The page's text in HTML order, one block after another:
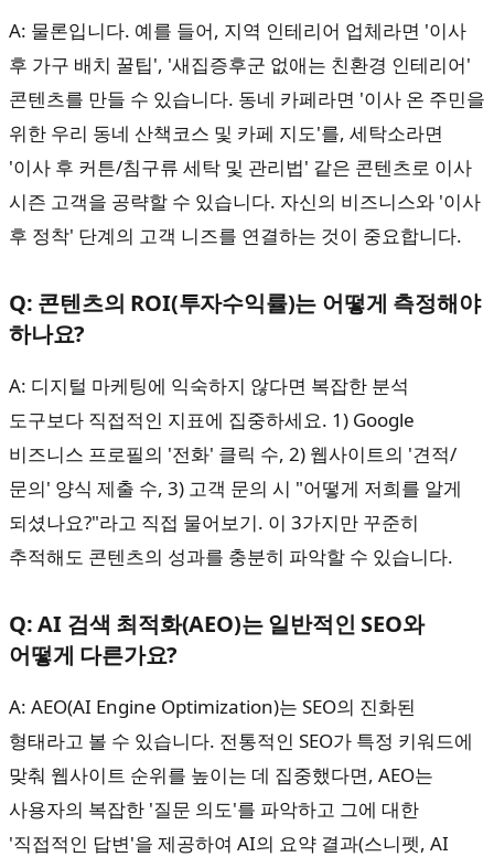
A: 물론입니다. 예를 들어, 지역 인테리어 업체라면 '이사
후 가구 배치 꿀팁', '새집증후군 없애는 친환경 인테리어'
콘텐츠를 만들 수 있습니다. 동네 카페라면 '이사 온 주민을
위한 우리 동네 산책코스 및 카페 지도'를, 세탁소라면
'이사 후 커튼/침구류 세탁 및 관리법' 같은 콘텐츠로 이사
시즌 고객을 공략할 수 있습니다. 자신의 비즈니스와 '이사
후 정착' 단계의 고객 니즈를 연결하는 것이 중요합니다.
Q: 콘텐츠의 ROI(투자수익률)는 어떻게 측정해야
하나요?
A: 디지털 마케팅에 익숙하지 않다면 복잡한 분석
도구보다 직접적인 지표에 집중하세요. 1) Google
비즈니스 프로필의 '전화' 클릭 수, 2) 웹사이트의 '견적/
문의' 양식 제출 수, 3) 고객 문의 시 "어떻게 저희를 알게
되셨나요?"라고 직접 물어보기. 이 3가지만 꾸준히
추적해도 콘텐츠의 성과를 충분히 파악할 수 있습니다.
Q: AI 검색 최적화(AEO)는 일반적인 SEO와
어떻게 다른가요?
A: AEO(AI Engine Optimization)는 SEO의 진화된
형태라고 볼 수 있습니다. 전통적인 SEO가 특정 키워드에
맞춰 웹사이트 순위를 높이는 데 집중했다면, AEO는
사용자의 복잡한 '질문 의도'를 파악하고 그에 대한
'직접적인 답변'을 제공하여 AI의 요약 결과(스니펫, AI